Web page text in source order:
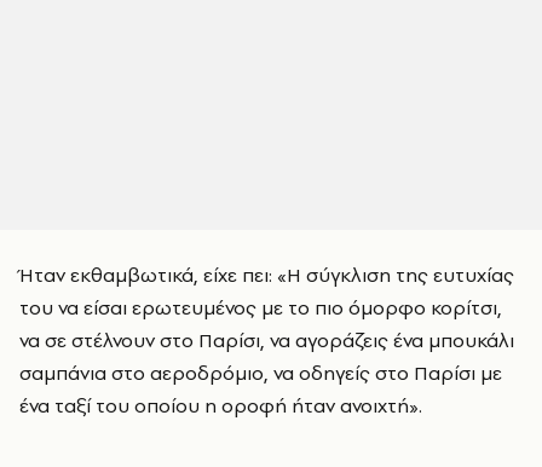
Ήταν εκθαμβωτικά, είχε πει: «Η σύγκλιση της ευτυχίας
του να είσαι ερωτευμένος με το πιο όμορφο κορίτσι,
να σε στέλνουν στο Παρίσι, να αγοράζεις ένα μπουκάλι
σαμπάνια στο αεροδρόμιο, να οδηγείς στο Παρίσι με
ένα ταξί του οποίου η οροφή ήταν ανοιχτή».